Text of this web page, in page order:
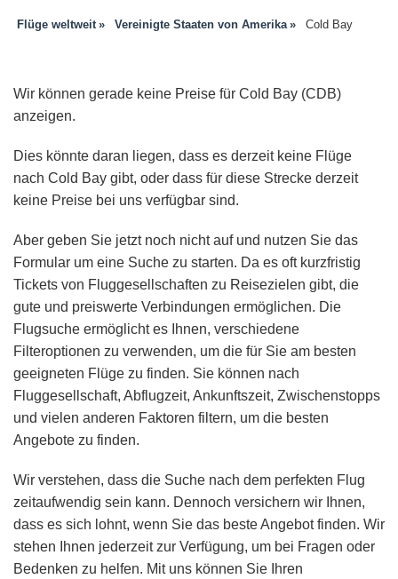
Flüge weltweit Vereinigte Staaten von Amerika Cold Bay
Wir können gerade keine Preise für Cold Bay (CDB)
anzeigen.
Dies könnte daran liegen, dass es derzeit keine Flüge
nach Cold Bay gibt, oder dass für diese Strecke derzeit
keine Preise bei uns verfügbar sind.
Aber geben Sie jetzt noch nicht auf und nutzen Sie das
Formular um eine Suche zu starten. Da es oft kurzfristig
Tickets von Fluggesellschaften zu Reisezielen gibt, die
gute und preiswerte Verbindungen ermöglichen. Die
Flugsuche ermöglicht es Ihnen, verschiedene
Filteroptionen zu verwenden, um die für Sie am besten
geeigneten Flüge zu finden. Sie können nach
Fluggesellschaft, Abflugzeit, Ankunftszeit, Zwischenstopps
und vielen anderen Faktoren filtern, um die besten
Angebote zu finden.
Wir verstehen, dass die Suche nach dem perfekten Flug
zeitaufwendig sein kann. Dennoch versichern wir Ihnen,
dass es sich lohnt, wenn Sie das beste Angebot finden. Wir
stehen Ihnen jederzeit zur Verfügung, um bei Fragen oder
Bedenken zu helfen. Mit uns können Sie Ihren